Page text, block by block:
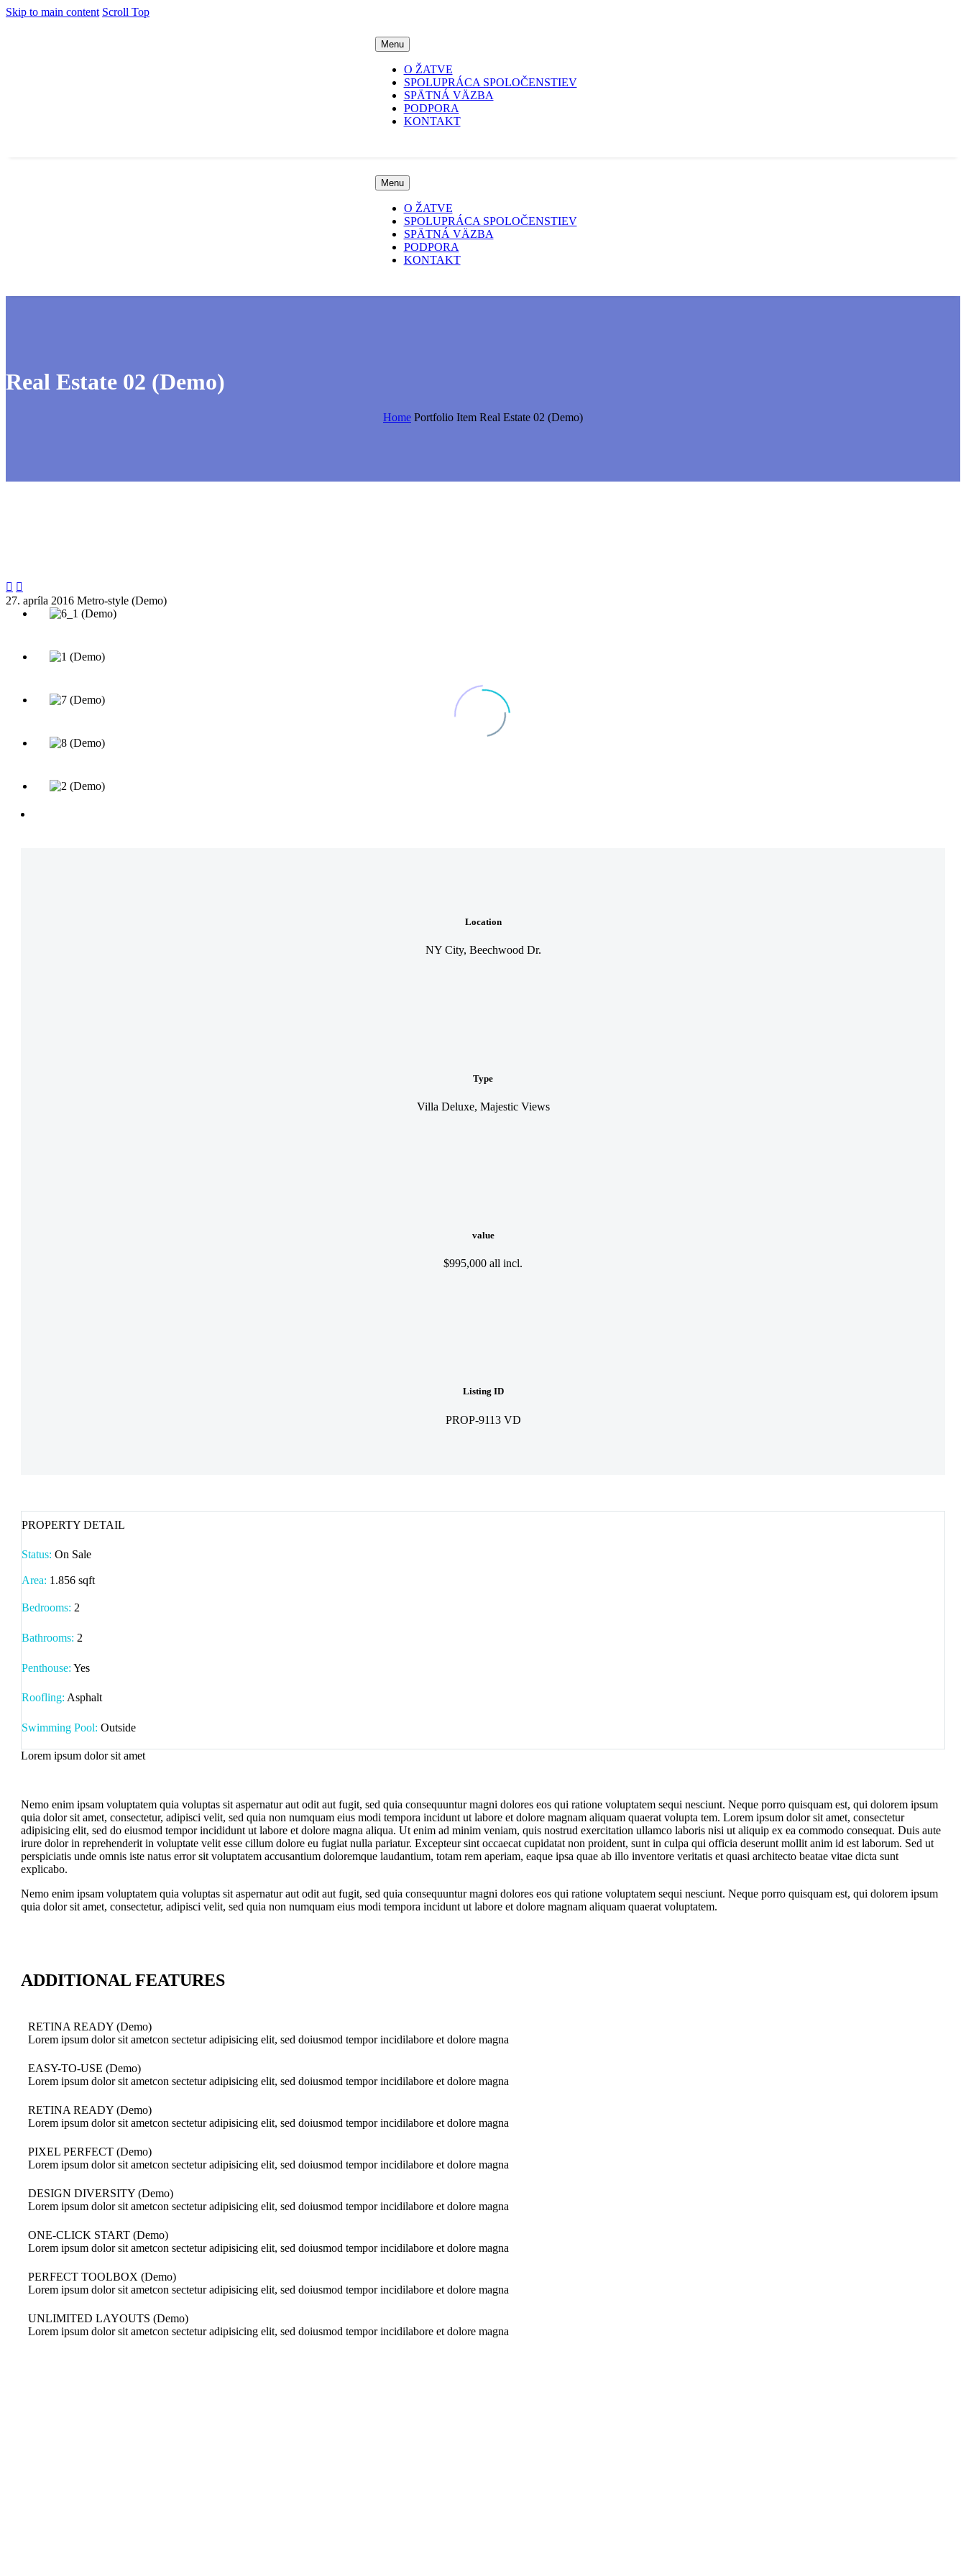
Skip to main content Scroll Top
Menu
O ŽATVE
SPOLUPRÁCA SPOLOČENSTIEV
SPÄTNÁ VÄZBA
PODPORA
KONTAKT
Menu
O ŽATVE
SPOLUPRÁCA SPOLOČENSTIEV
SPÄTNÁ VÄZBA
PODPORA
KONTAKT
Real Estate 02 (Demo)
Home Portfolio Item Real Estate 02 (Demo)
 
27. apríla 2016 Metro-style (Demo)
Location
NY City, Beechwood Dr.
Type
Villa Deluxe, Majestic Views
value
$995,000 all incl.
Listing ID
PROP-9113 VD
PROPERTY DETAIL
Status: On Sale
Area: 1.856 sqft
Bedrooms: 2
Bathrooms: 2
Penthouse: Yes
Roofling: Asphalt
Swimming Pool: Outside
Lorem ipsum dolor sit amet
Nemo enim ipsam voluptatem quia voluptas sit aspernatur aut odit aut fugit, sed quia consequuntur magni dolores eos qui ratione voluptatem sequi nesciunt. Neque porro quisquam est, qui dolorem ipsum
quia dolor sit amet, consectetur, adipisci velit, sed quia non numquam eius modi tempora incidunt ut labore et dolore magnam aliquam quaerat volupta tem. Lorem ipsum dolor sit amet, consectetur
adipisicing elit, sed do eiusmod tempor incididunt ut labore et dolore magna aliqua. Ut enim ad minim veniam, quis nostrud exercitation ullamco laboris nisi ut aliquip ex ea commodo consequat. Duis aute
irure dolor in reprehenderit in voluptate velit esse cillum dolore eu fugiat nulla pariatur. Excepteur sint occaecat cupidatat non proident, sunt in culpa qui officia deserunt mollit anim id est laborum. Sed ut
perspiciatis unde omnis iste natus error sit voluptatem accusantium doloremque laudantium, totam rem aperiam, eaque ipsa quae ab illo inventore veritatis et quasi architecto beatae vitae dicta sunt
explicabo.
Nemo enim ipsam voluptatem quia voluptas sit aspernatur aut odit aut fugit, sed quia consequuntur magni dolores eos qui ratione voluptatem sequi nesciunt. Neque porro quisquam est, qui dolorem ipsum
quia dolor sit amet, consectetur, adipisci velit, sed quia non numquam eius modi tempora incidunt ut labore et dolore magnam aliquam quaerat voluptatem.
ADDITIONAL FEATURES
RETINA READY (Demo)
Lorem ipsum dolor sit ametcon sectetur adipisicing elit, sed doiusmod tempor incidilabore et dolore magna
EASY-TO-USE (Demo)
Lorem ipsum dolor sit ametcon sectetur adipisicing elit, sed doiusmod tempor incidilabore et dolore magna
RETINA READY (Demo)
Lorem ipsum dolor sit ametcon sectetur adipisicing elit, sed doiusmod tempor incidilabore et dolore magna
PIXEL PERFECT (Demo)
Lorem ipsum dolor sit ametcon sectetur adipisicing elit, sed doiusmod tempor incidilabore et dolore magna
DESIGN DIVERSITY (Demo)
Lorem ipsum dolor sit ametcon sectetur adipisicing elit, sed doiusmod tempor incidilabore et dolore magna
ONE-CLICK START (Demo)
Lorem ipsum dolor sit ametcon sectetur adipisicing elit, sed doiusmod tempor incidilabore et dolore magna
PERFECT TOOLBOX (Demo)
Lorem ipsum dolor sit ametcon sectetur adipisicing elit, sed doiusmod tempor incidilabore et dolore magna
UNLIMITED LAYOUTS (Demo)
Lorem ipsum dolor sit ametcon sectetur adipisicing elit, sed doiusmod tempor incidilabore et dolore magna